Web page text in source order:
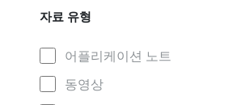
자료 유형
어플리케이션 노트
동영상